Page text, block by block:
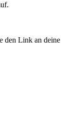
den Link an deine